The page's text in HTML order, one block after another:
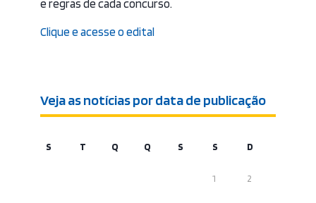
e regras de cada concurso.
Clique e acesse o edital
Veja as notícias por data de publicação
S T Q Q S S D
1 2